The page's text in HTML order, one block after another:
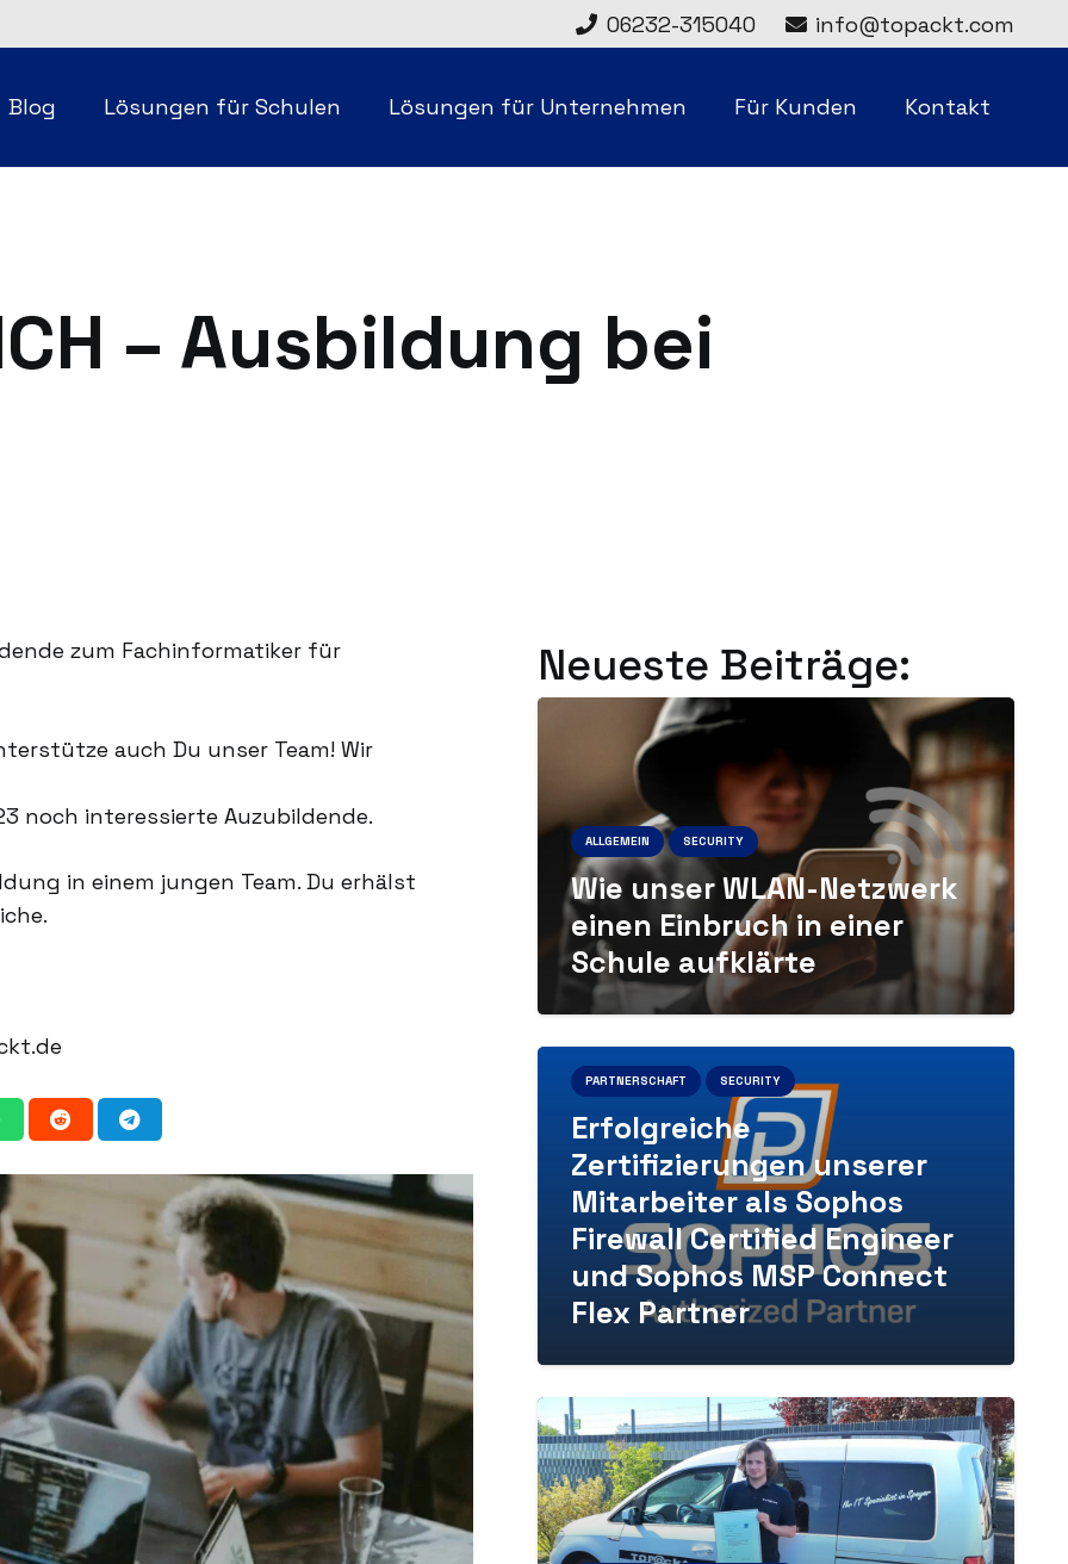
06232-315040 info@topackt.com
Blog Lösungen für Schulen Lösungen für Unternehmen Für Kunden Kontakt
– Ausbildung bei
zum Fachinformatiker für
auch Du unser Team! Wir
noch interessierte Auzubildende.
in einem jungen Team. Du erhälst
Neueste Beiträge:
ALLGEMEIN SECURITY
Wie unser WLAN-Netzwerk
einen Einbruch in einer
Schule aufklärte
PARTNERSCHAFT SECURITY
Erfolgreiche
Zertifizierungen unserer
Mitarbeiter als Sophos
Firewall Certified Engineer
und Sophos MSP Connect
Flex Partner